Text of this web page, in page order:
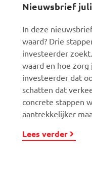
Nieuwsbrief juli
In deze
waard? Drie
investeerder
waard en hoe
investeerder dat
schatten dat
concrete stappen
aantrekkelijker
Lees verder